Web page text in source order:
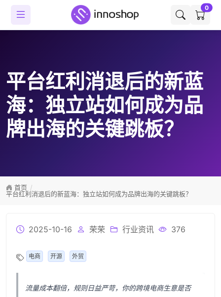
0
平台红利消退后的新蓝
海：独立站如何成为品
牌出海的关键跳板？
首页
平台红利消退后的新蓝海：独立站如何成为品牌出海的关键跳板？
2025-10-16 荣荣 行业资讯 376
电商 开源 外贸
流量成本翻倍，规则日益严苛，
你的跨境电商生意是否